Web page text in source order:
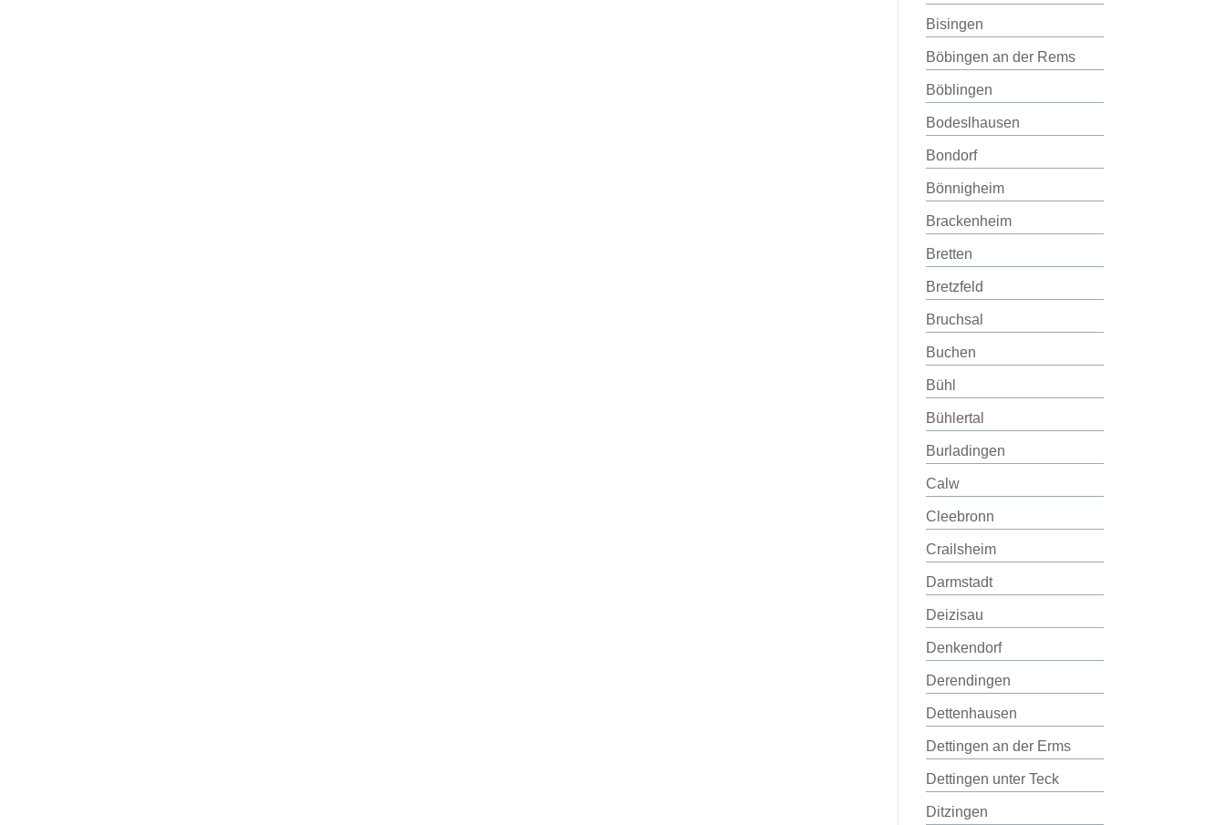
Bisingen
Böbingen an der Rems
Böblingen
Bodeslhausen
Bondorf
Bönnigheim
Brackenheim
Bretten
Bretzfeld
Bruchsal
Buchen
Bühl
Bühlertal
Burladingen
Calw
Cleebronn
Crailsheim
Darmstadt
Deizisau
Denkendorf
Derendingen
Dettenhausen
Dettingen an der Erms
Dettingen unter Teck
Ditzingen